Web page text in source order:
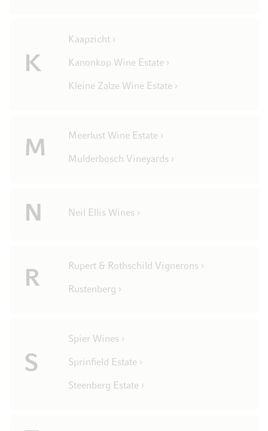
K
Kaapzicht ›
Kanonkop Wine Estate ›
Kleine Zalze Wine Estate ›
M
Meerlust Wine Estate ›
Mulderbosch Vineyards ›
N Neil Ellis Wines ›
R
Rupert & Rothschild Vignerons ›
Rustenberg ›
S
Spier Wines ›
Sprinfield Estate ›
Steenberg Estate ›